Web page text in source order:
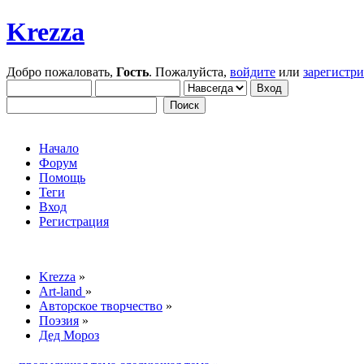
Krezza
Добро пожаловать, Гость. Пожалуйста, войдите или
Начало
Форум
Помощь
Теги
Вход
Регистрация
Krezza »
Art-land »
Авторское творчество »
Поэзия »
Дед Мороз